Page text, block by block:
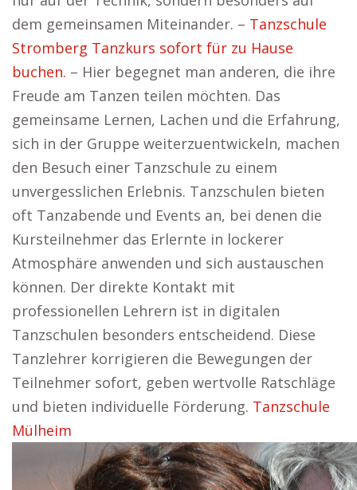
dem gemeinsamen Miteinander. – Tanzschule
Stromberg Tanzkurs sofort für zu Hause
buchen. – Hier begegnet man anderen, die ihre
Freude am Tanzen teilen möchten. Das
gemeinsame Lernen, Lachen und die Erfahrung,
sich in der Gruppe weiterzuentwickeln, machen
den Besuch einer Tanzschule zu einem
unvergesslichen Erlebnis. Tanzschulen bieten
oft Tanzabende und Events an, bei denen die
Kursteilnehmer das Erlernte in lockerer
Atmosphäre anwenden und sich austauschen
können. Der direkte Kontakt mit
professionellen Lehrern ist in digitalen
Tanzschulen besonders entscheidend. Diese
Tanzlehrer korrigieren die Bewegungen der
Teilnehmer sofort, geben wertvolle Ratschläge
und bieten individuelle Förderung. Tanzschule
Mülheim